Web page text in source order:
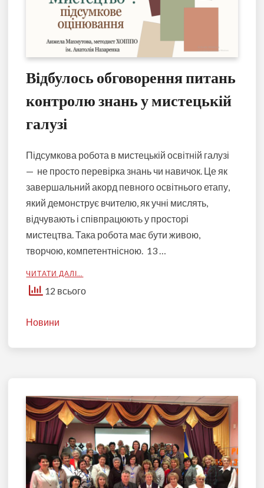
Відбулось обговорення питань
контролю знань у мистецькій
галузі
Підсумкова робота в мистецькій освітній галузі
— не просто перевірка знань чи навичок. Це як
завершальний акорд певного освітнього етапу,
який демонструє вчителю, як учні мислять,
відчувають і співпрацюють у просторі
мистецтва. Така робота має бути живою,
творчою, компетентнісною. 13 …
ЧИТАТИ ДАЛІ…
12 всього
Новини